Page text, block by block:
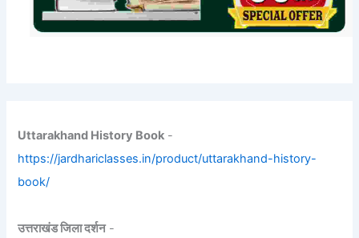
Uttarakhand History Book -
https://jardhariclasses.in/product/uttarakhand-history-
book/
उत्तराखंड जिला दर्शन-